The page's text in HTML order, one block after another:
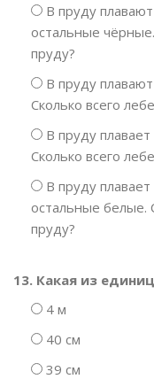
В пруду
остальные
пруду?
В пруду
Сколько всего
В пруду
Сколько всего
В пруду
остальные белые.
пруду?
13. Какая из
4 м
40 см
39 см